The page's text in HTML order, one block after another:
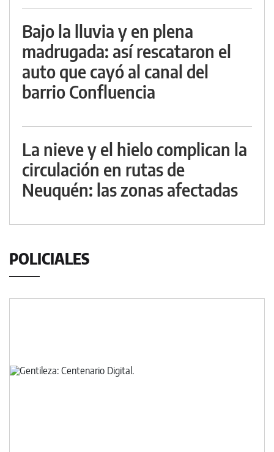
Bajo la lluvia y en plena
madrugada: así rescataron el
auto que cayó al canal del
barrio Confluencia
La nieve y el hielo complican la
circulación en rutas de
Neuquén: las zonas afectadas
POLICIALES